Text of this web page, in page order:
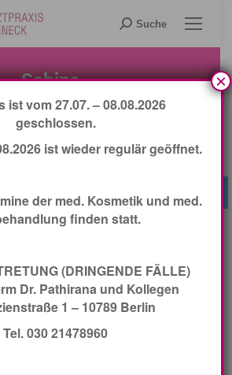
Search:
Suche
Sabine
Jetzt Termin buchen
ist vom 27.07. – 08.08.2026
geschlossen.
ist wieder regulär geöffnet.
der med. Kosmetik und med.
finden statt.
(DRINGENDE FÄLLE)
Dr. Pathirana und Kollegen
1 – 10789 Berlin
Tel. 030 21478960
×